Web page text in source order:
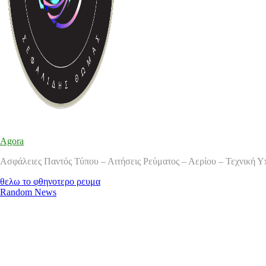
Agora
Ασφάλειες Παντός Τύπου – Αιτήσεις Ρεύματος – Αερίου – Τεχνική
θελω το φθηνοτερο ρευμα
Random News